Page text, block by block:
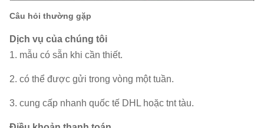
Câu hỏi thường gặp
Dịch vụ của chúng tôi
1. mẫu có sẵn khi cần thiết.
2. có thể được gửi trong vòng một tuần.
3. cung cấp nhanh quốc tế DHL hoặc tnt tàu.